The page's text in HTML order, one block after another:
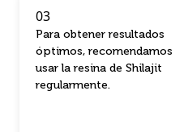
03
Para obtener resultados
óptimos, recomendamos
usar la resina de Shilajit
regularmente.